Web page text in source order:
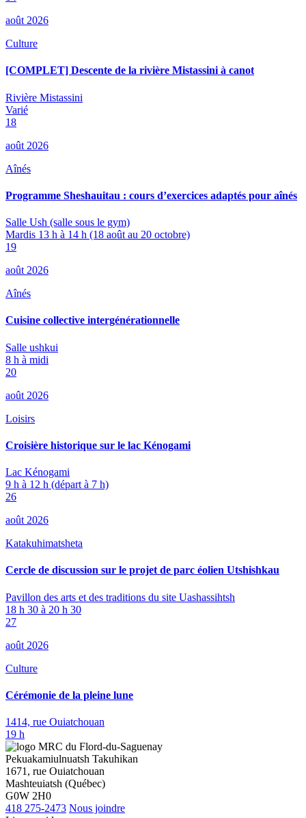
août 2026
Culture
[COMPLET] Descente de la rivière Mistassini à canot
Rivière Mistassini
Varié
18
août 2026
Aînés
Programme Sheshauitau : cours d’exercices adaptés pour aînés
Salle Ush (salle sous le gym)
Mardis 13 h à 14 h (18 août au 20 octobre)
19
août 2026
Aînés
Cuisine collective intergénérationnelle
Salle ushkui
8 h à midi
20
août 2026
Loisirs
Croisière historique sur le lac Kénogami
Lac Kénogami
9 h à 12 h (départ à 7 h)
26
août 2026
Katakuhimatsheta
Cercle de discussion sur le projet de parc éolien Utshishkau
Pavillon des arts et des traditions du site Uashassihtsh
18 h 30 à 20 h 30
27
août 2026
Culture
Cérémonie de la pleine lune
1414, rue Ouiatchouan
19 h
Pekuakamiulnuatsh Takuhikan
1671, rue Ouiatchouan
Mashteuiatsh (Québec)
G0W 2H0
418 275-2473 Nous joindre